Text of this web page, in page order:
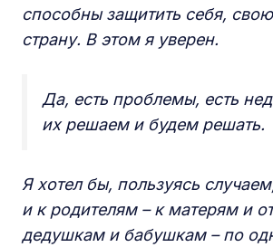
способны защитить себя,
страну. В этом я уверен.
Да, есть проблемы, есть
их решаем и будем решать.
Я хотел бы, пользуясь
и к родителям – к матерям и
дедушкам и бабушкам – по